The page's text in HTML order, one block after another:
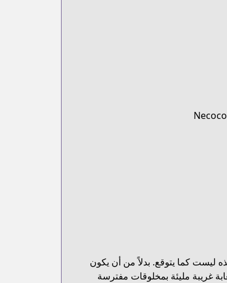
ليست كما يتوقع. بدلاً من أن يكون
غريبة مليئة بمخلوقات مفترسة